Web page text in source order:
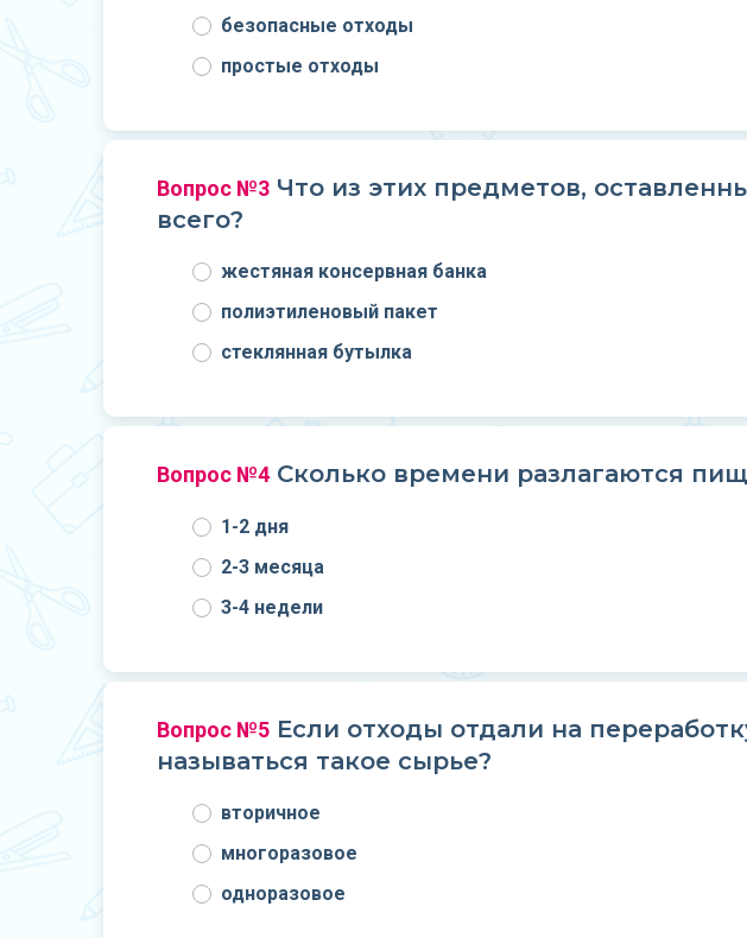
безопасные отходы
простые отходы
Вопрос №3 Что из этих предметов,
всего?
жестяная консервная банка
полиэтиленовый пакет
стеклянная бутылка
Вопрос №4 Сколько времени разлагаются
1-2 дня
2-3 месяца
3-4 недели
Вопрос №5 Если отходы отдали на
называться такое сырье?
вторичное
многоразовое
одноразовое